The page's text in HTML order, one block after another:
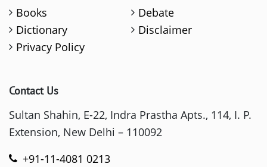
Books
Debate
Dictionary
Disclaimer
Privacy Policy
Contact Us
Sultan Shahin, E-22, Indra Prastha Apts., 114, I. P.
Extension, New Delhi – 110092
+91-11-4081 0213